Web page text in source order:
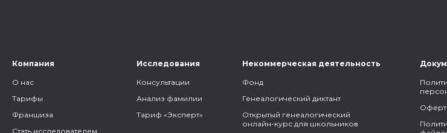
Компания
О нас
Тарифы
Франшиза
Стать исследователем
Исследования
Консультации
Анализ фамилии
Тариф «Эксперт»
Некоммерческая деятельность
Фонд
Генеалогический диктант
Открытый генеалогический
онлайн-курс для школьников